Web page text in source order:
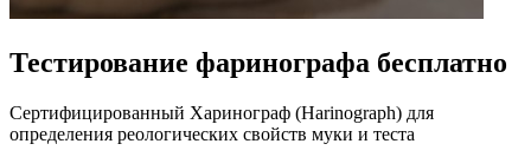
Тестирование фаринографа бесплатно
Сертифицированный Харинограф (Harinograph) для
определения реологических свойств муки и теста